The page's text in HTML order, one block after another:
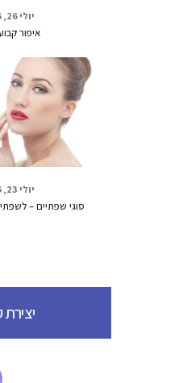
יולי 26, 2026
איפור
יולי 23, 2026
סוגי שפתיים –